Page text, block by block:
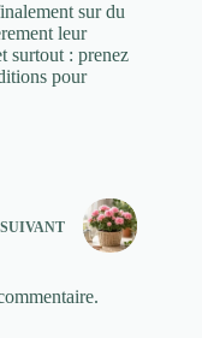
sur du
leur
surtout : prenez
pour
SUIVANT